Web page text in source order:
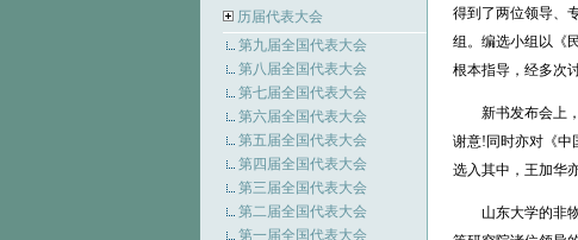
历届代表大会
第九届全国代表大会
第八届全国代表大会
第七届全国代表大会
第六届全国代表大会
第五届全国代表大会
第四届全国代表大会
第三届全国代表大会
第二届全国代表大会
第一届全国代表大会
得到了两位领导、
组。编选小组以《
根本指导，经多次
新书发布会上
谢意!同时亦对《中
选入其中，王加华
山东大学的非